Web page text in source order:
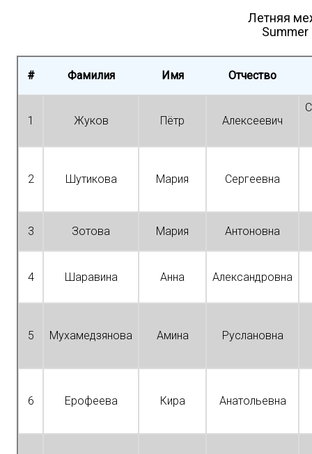
Летняя
Summer
# Фамилия Имя Отчество
1 Жуков Пётр Алексеевич
2 Шутикова Мария Сергеевна
3 Зотова Мария Антоновна
4 Шаравина Анна Александровна
5 Мухамедзянова Амина Руслановна
6 Ерофеева Кира Анатольевна